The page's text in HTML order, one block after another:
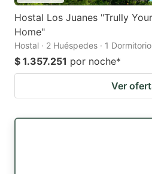
Hostal Los Juanes "Trully
Home"
Hostal · 2 Huéspedes · 1 Dormitorio
$ 1.357.251 por noche*
Ver